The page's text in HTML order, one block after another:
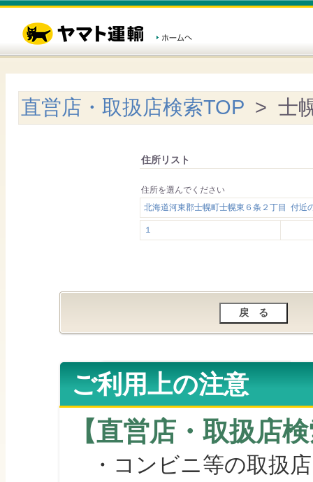
直営店・取扱店検索TOP > 士
住所リスト
住所を選んでください
北海道河東郡士幌町士幌東６条２丁目 付近
１
ご利用上の注意
【直営店・取扱店
・コンビニ等の取扱